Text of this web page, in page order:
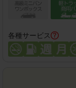
各種サービス